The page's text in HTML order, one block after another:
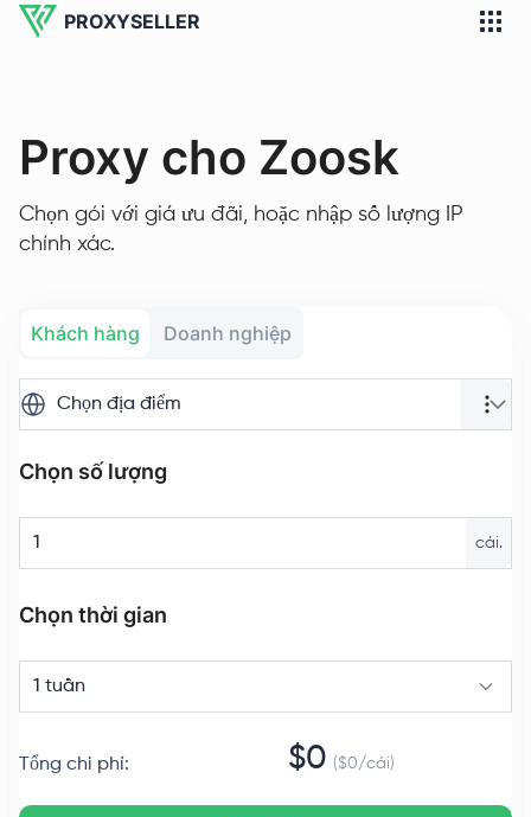
PROXYSELLER
Proxy cho Zoosk
Chọn gói với giá ưu đãi, hoặc nhập số lượng IP
chính xác.
Khách hàng Doanh nghiệp
Chọn địa điểm
Chọn số lượng
cái.
Chọn thời gian
1 tuần
Tổng chi phí: $0 ($0/cái)